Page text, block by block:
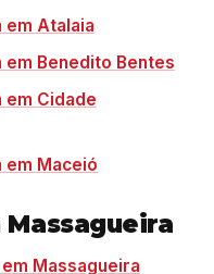
em Atalaia
Benedito Bentes
em Cidade
em Maceió
Massagueira